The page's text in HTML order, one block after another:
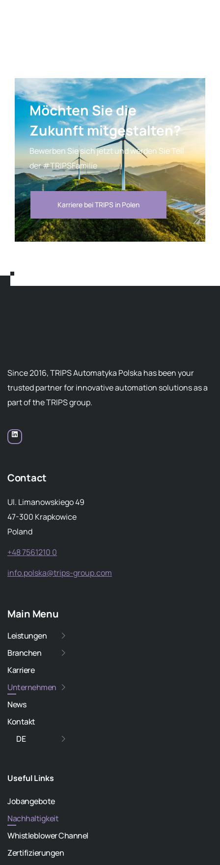
Möchten Sie die
Zukunft mitgestalten?
Bewerben Sie sich jetzt und werden Sie Teil
der #TRIPSFamilie
Karriere bei TRIPS in Polen
Since 2016, TRIPS Automatyka Polska has been your
trusted partner for innovative automation solutions as a
part of the TRIPS group.
Contact
Ul. Limanowskiego 49
47-300 Krapkowice
Poland
+48 7561210 0
info.polska@trips-group.com
Main Menu
Leistungen
Branchen
Karriere
Unternehmen
News
Kontakt
DE
Useful Links
Jobangebote
Nachhaltigkeit
Whistleblower Channel
Zertifizierungen